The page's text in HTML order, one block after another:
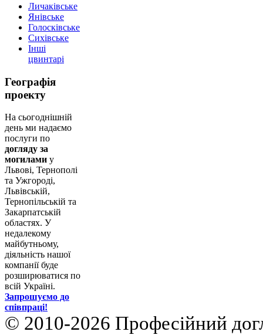
Личаківське
Янівське
Голосківське
Сихівське
Інші
цвинтарі
Географія
проекту
На сьогоднішній
день ми надаємо
послуги по
догляду за
могилами у
Львові, Тернополі
та Ужгороді,
Львівській,
Тернопільській та
Закарпатській
областях. У
недалекому
майбутньому,
діяльність нашої
компанії буде
розширюватися по
всій Україні.
Запрошуємо до
співпраці!
© 2010-2026 Професійний